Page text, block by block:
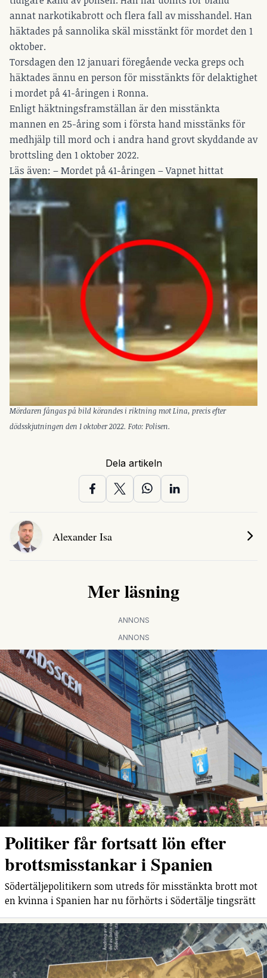
annat narkotikabrott och flera fall av misshandel. Han
häktades på sannolika skäl misstänkt för mordet den 1
oktober.
Torsdagen den 12 januari föregående vecka greps och
häktades ännu en person för misstänkts för delaktighet
i mordet på 41-åringen i Ronna.
Enligt häktningsframställan är den misstänkta
mannen en 25-åring som i första hand misstänks för
medhjälp till mord och i andra hand grovt skyddande av
brottsling den 1 oktober 2022.
Läs även: –Mordet på 41-åringen – Vapnet hittat
Mördaren fångas på bild körandes i riktning mot Lina, precis efter
dödsskjutningen den 1 oktober 2022. Foto: Polisen.
Dela artikeln
Alexander Isa
Mer läsning
ANNONS
ANNONS
Politiker får fortsatt lön efter
brottsmisstankar i Spanien
Södertäljepolitikern som utreds för misstänkta brott mot
en kvinna i Spanien har nu förhörts i Södertälje tingsrätt